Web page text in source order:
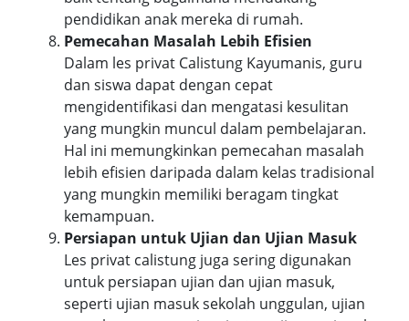
pendidikan anak mereka di rumah.
Pemecahan Masalah Lebih Efisien
Dalam les privat Calistung Kayumanis, guru
dan siswa dapat dengan cepat
mengidentifikasi dan mengatasi kesulitan
yang mungkin muncul dalam pembelajaran.
Hal ini memungkinkan pemecahan masalah
lebih efisien daripada dalam kelas tradisional
yang mungkin memiliki beragam tingkat
kemampuan.
Persiapan untuk Ujian dan Ujian Masuk
Les privat calistung juga sering digunakan
untuk persiapan ujian dan ujian masuk,
seperti ujian masuk sekolah unggulan, ujian